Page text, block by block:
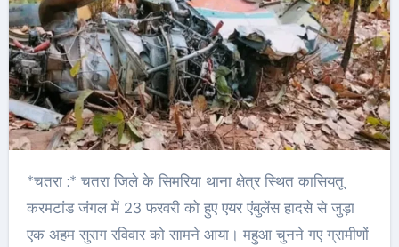
*चतरा :* चतरा जिले के सिमरिया थाना क्षेत्र स्थित कासियतू
करमटांड जंगल में 23 फरवरी को हुए एयर एंबुलेंस हादसे से जुड़ा
एक अहम सुराग रविवार को सामने आया। महुआ चुनने गए ग्रामीणों